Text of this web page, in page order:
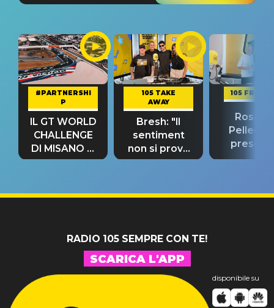
#PARTNERSHI
P
IL GT WORLD
CHALLENGE
DI MISANO si
riconferma
105 TAKE
AWAY
Bresh: "Il
sentiment
non si prova
fino alla notte
105
Rosario
“Così
RADIO 105 SEMPRE CON TE!
SCARICA L'APP
disponibile su